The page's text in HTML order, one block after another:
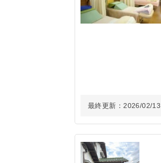
最終更新： 2026/02/13